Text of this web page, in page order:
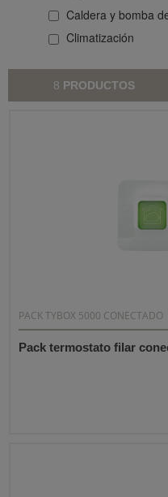
Caldera y bomba
Climatización
8 PRODUCTOS
PACK TYBOX 5000 CONECTADO
Pack termostato filar